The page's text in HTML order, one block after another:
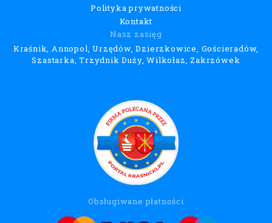
Polityka prywatności
Kontakt
Nasz zasięg
Kraśnik, Annopol, Urzędów, Dzierzkowice, Gościeradów,
Szastarka, Trzydnik Duży, Wilkołaz, Zakrzówek
Obsługiwane płatności